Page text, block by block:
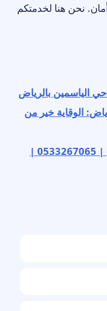
نحن هنا لخدمتكم
الياسمين بالرياض
الوقاية خير من
افضل شركة سباكة في الرياض | 0533267065 |